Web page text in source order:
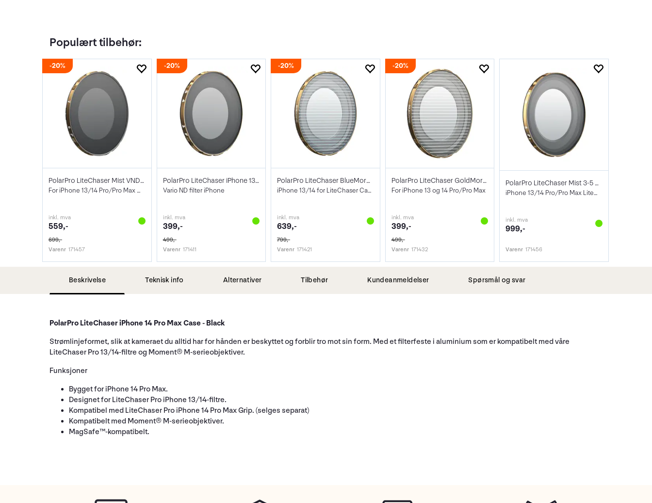
Populært tilbehør:
20%
PolarPro LiteChaser Mist VND 6-7 Stop
For iPhone 13/14 Pro/Pro Max Case
inkl. mva
559,-
699,-
Varenr 171457
20%
PolarPro LiteChaser iPhone 13/14 VND 3-5
Vario ND filter iPhone
inkl. mva
399,-
499,-
Varenr 171411
20%
PolarPro LiteChaser BlueMorphic Filter
iPhone 13/14 for LiteChaser Case
inkl. mva
639,-
799,-
Varenr 171421
20%
PolarPro LiteChaser GoldMorphic Filter
For iPhone 13 og 14 Pro/Pro Max
inkl. mva
399,-
499,-
Varenr 171432
PolarPro LiteChaser Mist 3-5 VND
iPhone 13/14 Pro/Pro Max LiteChaser Case
inkl. mva
999,-
Varenr 171456
Beskrivelse Teknisk info Alternativer Tilbehør Kundeanmeldelser Spørsmål og svar
PolarPro LiteChaser iPhone 14 Pro Max Case - Black
Strømlinjeformet, slik at kameraet du alltid har for hånden er beskyttet og forblir tro mot sin form. Med et filterfeste i aluminium som er kompatibelt med våre
LiteChaser Pro 13/14-filtre og Moment® M-serieobjektiver.
Funksjoner
Bygget for iPhone 14 Pro Max.
Designet for LiteChaser Pro iPhone 13/14-filtre.
Kompatibel med LiteChaser Pro iPhone 14 Pro Max Grip. (selges separat)
Kompatibelt med Moment® M-serieobjektiver.
MagSafe™-kompatibelt.